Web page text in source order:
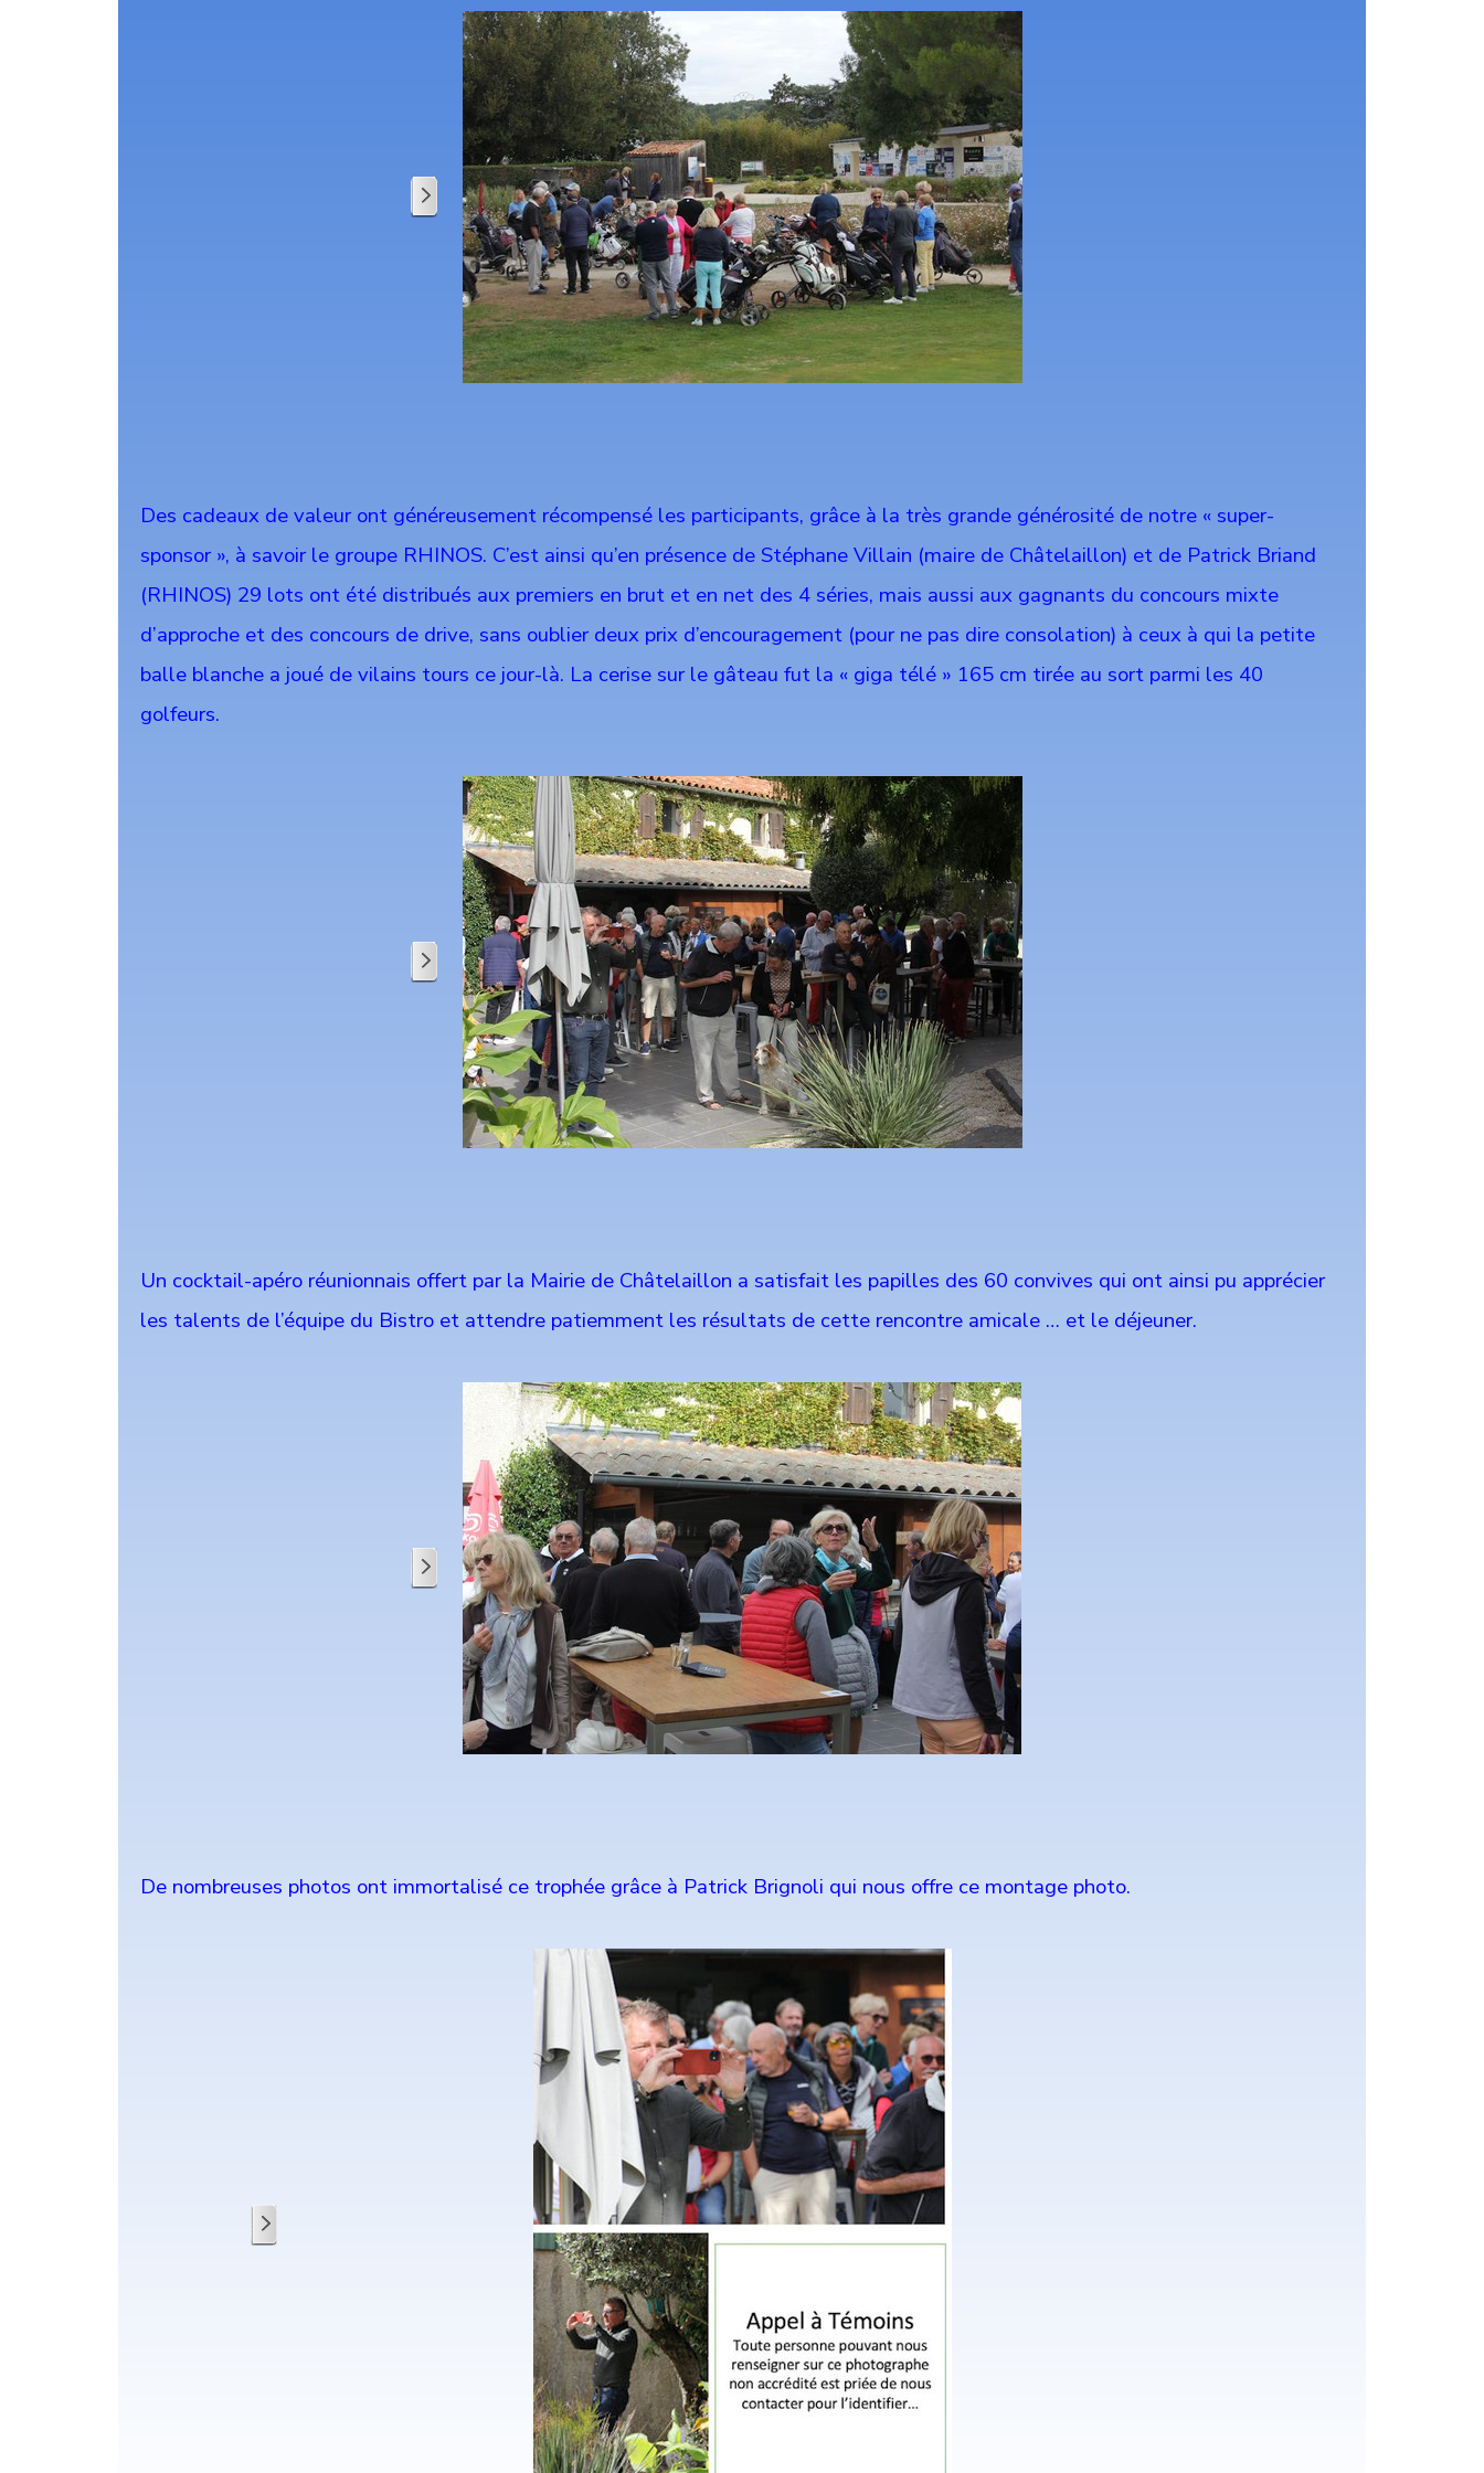
Des cadeaux de valeur ont généreusement récompensé les participants, grâce à la très grande générosité de notre « super-
sponsor », à savoir le groupe RHINOS. C’est ainsi qu’en présence de Stéphane Villain (maire de Châtelaillon) et de Patrick Briand
(RHINOS) 29 lots ont été distribués aux premiers en brut et en net des 4 séries, mais aussi aux gagnants du concours mixte
d’approche et des concours de drive, sans oublier deux prix d’encouragement (pour ne pas dire consolation) à ceux à qui la petite
balle blanche a joué de vilains tours ce jour-là. La cerise sur le gâteau fut la « giga télé » 165 cm tirée au sort parmi les 40
golfeurs.
Un cocktail-apéro réunionnais offert par la Mairie de Châtelaillon a satisfait les papilles des 60 convives qui ont ainsi pu apprécier
les talents de l’équipe du Bistro et attendre patiemment les résultats de cette rencontre amicale … et le déjeuner.
De nombreuses photos ont immortalisé ce trophée grâce à Patrick Brignoli qui nous offre ce montage photo.